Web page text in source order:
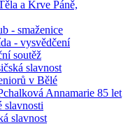
a Krve Páně,
- smaženice
- vysvědčení
soutěž
slavnost
v Bělé
Annamarie 85 let
slavnosti
slavnost